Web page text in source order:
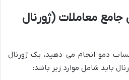
جامع معاملات (ژورنال
دمو انجام می دهید، یک ژورنال
باید شامل موارد زیر باشد: